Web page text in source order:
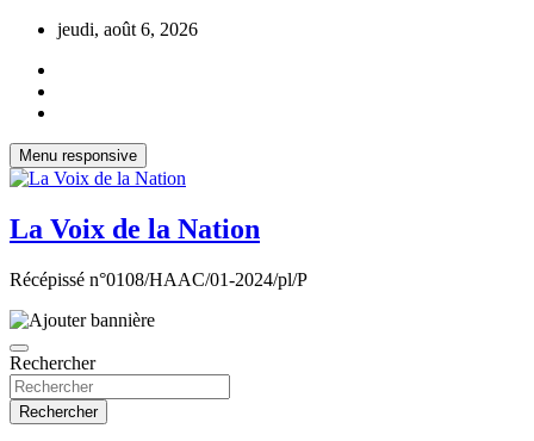
Aller
contenu
jeudi, août 6, 2026
Menu responsive
La Voix de la Nation
Récépissé n°0108/HAAC/01-2024/pl/P
Rechercher
Rechercher